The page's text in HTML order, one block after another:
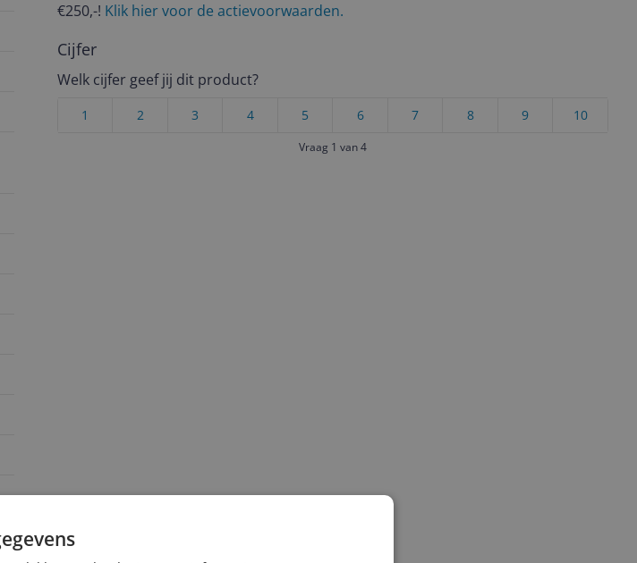
€250,-! Klik hier voor de actievoorwaarden.
Cijfer
Welk cijfer geef jij dit product?
10
9
8
7
6
5
4
3
2
1
Vraag 1 van 4